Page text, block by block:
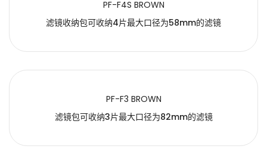
PF-F4S BROWN
滤镜收纳包可收纳4片最大口径为58mm的滤镜
PF-F3 BROWN
滤镜包可收纳3片最大口径为82mm的滤镜